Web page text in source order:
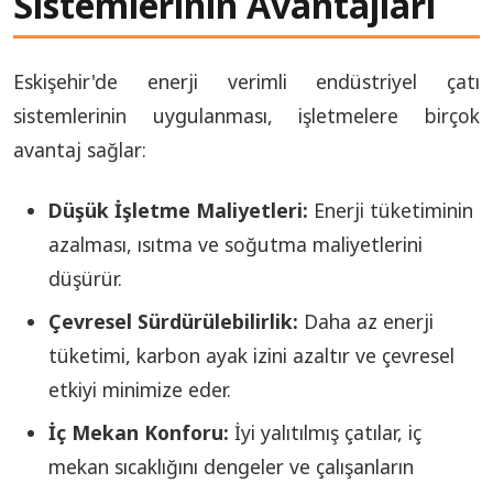
Eskişehir'de enerji verimli endüstriyel çatı
sistemlerinin uygulanması, işletmelere birçok
avantaj sağlar:
Düşük İşletme Maliyetleri: Enerji tüketiminin
azalması, ısıtma ve soğutma maliyetlerini
düşürür.
Çevresel Sürdürülebilirlik: Daha az enerji
tüketimi, karbon ayak izini azaltır ve çevresel
etkiyi minimize eder.
İç Mekan Konforu: İyi yalıtılmış çatılar, iç
mekan sıcaklığını dengeler ve çalışanların